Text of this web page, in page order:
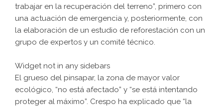
trabajar en la recuperación del terreno”, primero con
una actuación de emergencia y, posteriormente, con
la elaboración de un estudio de reforestación con un
grupo de expertos y un comité técnico.
Widget not in any sidebars
El grueso del pinsapar, la zona de mayor valor
ecológico, “no está afectado” y “se está intentando
proteger al máximo”. Crespo ha explicado que “la